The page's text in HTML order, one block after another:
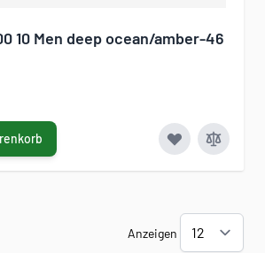
10 Men deep ocean/amber-46
Anzeigen